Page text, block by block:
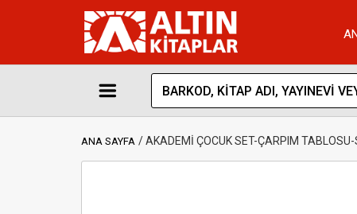
ANA SAYFA AKADEMİ ÇOCUK SET-ÇARPIM